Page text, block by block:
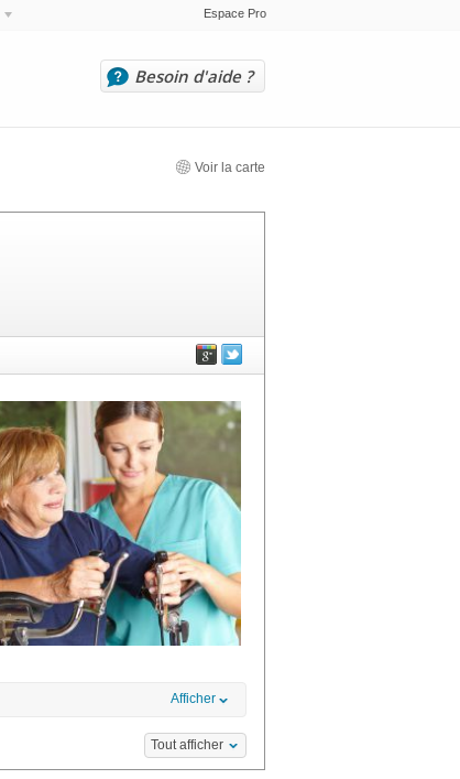
Espace Pro
Besoin d'aide ?
Voir la carte
Afficher
Tout afficher